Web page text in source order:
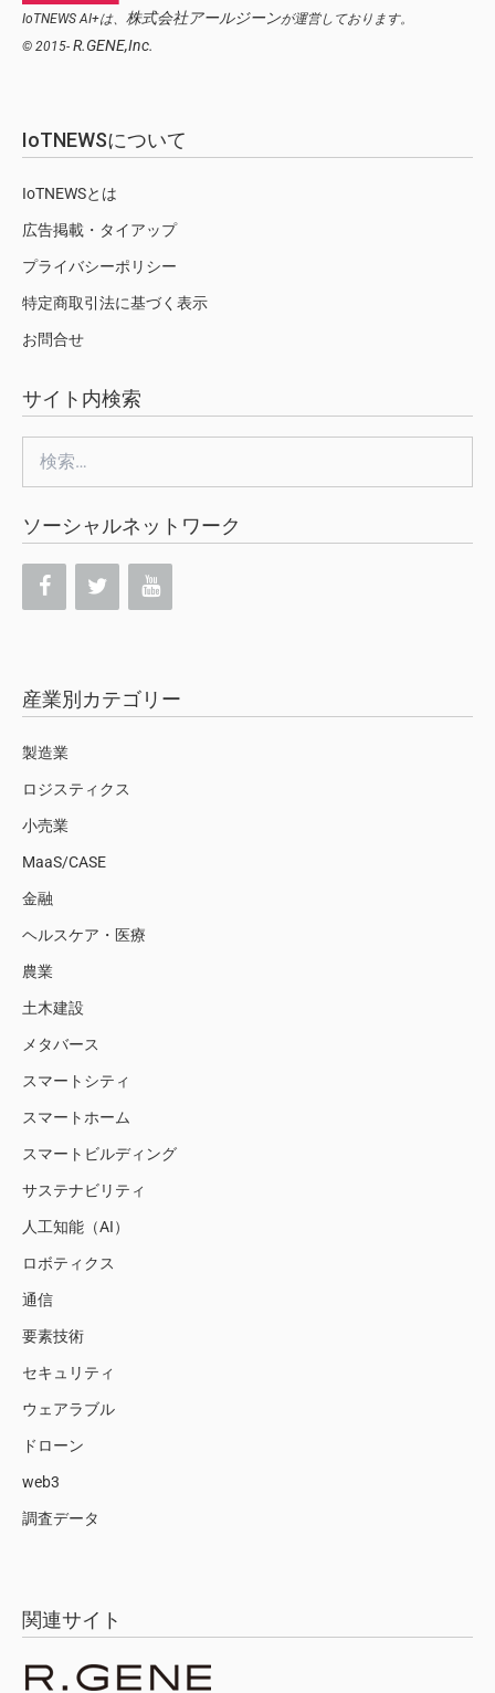
IoTNEWS AI+は、 株式会社アールジーンが運営しております。
© 2015- R.GENE,Inc.
IoTNEWSについて
IoTNEWSとは
広告掲載・タイアップ
プライバシーポリシー
特定商取引法に基づく表示
お問合せ
サイト内検索
索:
ソーシャルネットワーク
産業別カテゴリー
製造業
ロジスティクス
小売業
MaaS/CASE
金融
ヘルスケア・医療
農業
土木建設
メタバース
スマートシティ
スマートホーム
スマートビルディング
サステナビリティ
人工知能（AI）
ロボティクス
通信
要素技術
セキュリティ
ウェアラブル
ドローン
web3
調査データ
関連サイト